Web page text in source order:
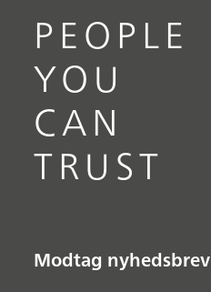
PEOPLE
YOU
CAN
TRUST
Modtag nyhedsbrev